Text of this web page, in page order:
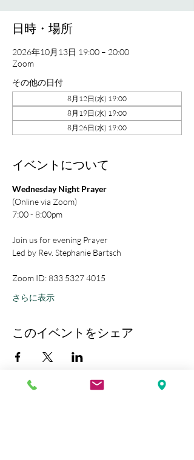
日時・場所
2026年10月13日 19:00 – 20:00
Zoom
その他の日付
8月12日(水) 19:00
8月19日(水) 19:00
8月26日(水) 19:00
イベントについて
Wednesday Night Prayer
(Online via Zoom)
7:00 - 8:00pm
Join us for evening Prayer
Led by Rev. Stephanie Bartsch
Zoom ID: 833 5327 4015
さらに表示
このイベントをシェア